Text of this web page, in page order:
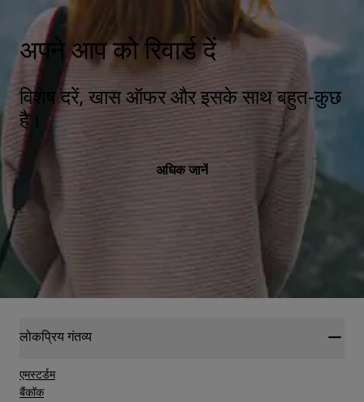
अपने आप को रिवार्ड दें
विशेष दरें, खास ऑफर और इसके साथ बहुत-कुछ
है।
अधिक जानें
लोकप्रिय गंतव्य
एमस्टर्डम
बैंकॉक